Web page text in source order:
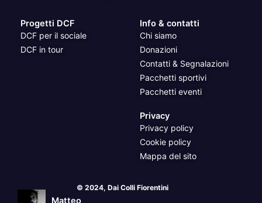
Progetti DCF
DCF per il sociale
DCF in tour
Info & contatti
Chi siamo
Donazioni
Contatti & Segnalazioni
Pacchetti sportivi
Pacchetti eventi
Privacy
Privacy policy
Cookie policy
Mappa del sito
Matteo
© 2024, Dai Colli Fiorentini